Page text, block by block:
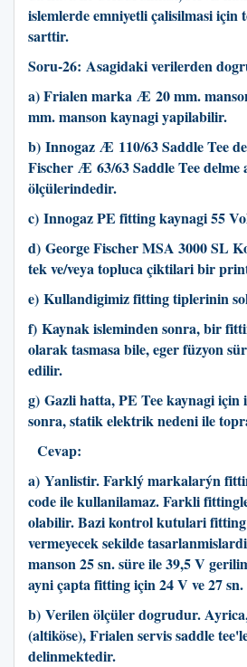
islemlerde emniyetli çalisilmasi
sarttir.
Soru-26: Asagidaki verilerden
a) Frialen marka Æ 20 mm.
mm. manson kaynagi yapilabilir.
b) Innogaz Æ 110/63 Saddle Tee
Fischer Æ 63/63 Saddle Tee delme
ölçülerindedir.
c) Innogaz PE fitting kaynagi 55
d) George Fischer MSA 3000 SL
tek ve/veya topluca çiktilari bir
e) Kullandigimiz fitting tiplerinin
f) Kaynak isleminden sonra, bir
olarak tasmasa bile, eger füzyon
edilir.
g) Gazli hatta, PE Tee kaynagi
sonra, statik elektrik nedeni ile
Cevap:
a) Yanlistir. Farklý markalarýn
code ile kullanilamaz. Farkli
olabilir. Bazi kontrol kutulari
vermeyecek sekilde
manson 25 sn. süre ile 39,5 V
ayni çapta fitting için 24 V ve 27
b) Verilen ölçüler dogrudur.
(altiköse), Frialen servis saddle
delinmektedir.